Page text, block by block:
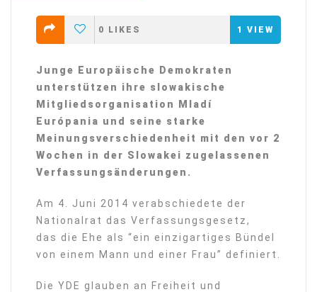
0 LIKES 1 VIEW
Junge Europäische Demokraten
unterstützen ihre slowakische
Mitgliedsorganisation Mladí
Európania und seine starke
Meinungsverschiedenheit mit den vor 2
Wochen in der Slowakei zugelassenen
Verfassungsänderungen.
Am 4. Juni 2014 verabschiedete der
Nationalrat das Verfassungsgesetz,
das die Ehe als “ein einzigartiges Bündel
von einem Mann und einer Frau” definiert.
Die YDE glauben an Freiheit und